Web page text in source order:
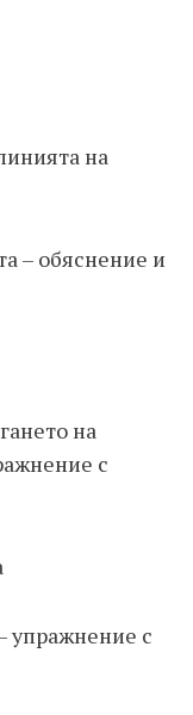
на
– обяснение и
на
с
упражнение с